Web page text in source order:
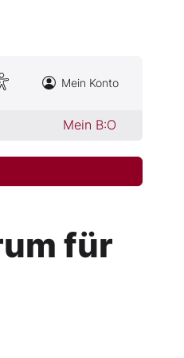
Mein Konto
Mein B:O
für